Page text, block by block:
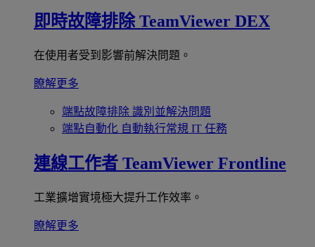
即時故障排除 TeamViewer DEX
在使用者受到影響前解決問題。
瞭解更多
端點故障排除 識別並解決問題
端點自動化 自動執行常規 IT 任務
連線工作者 TeamViewer Frontline
工業擴增實境極大提升工作效率。
瞭解更多